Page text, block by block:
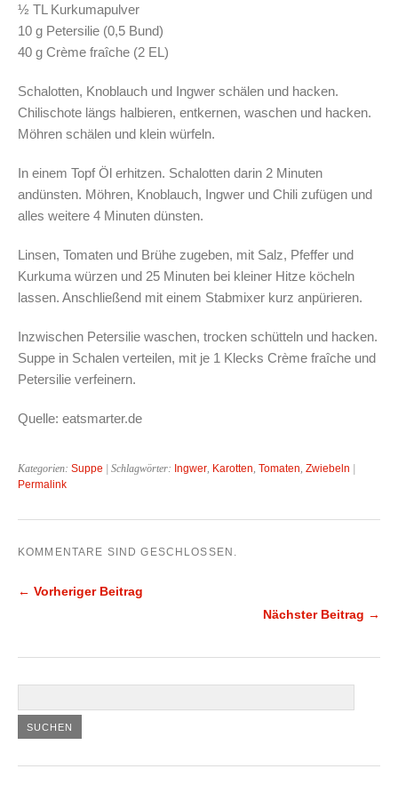
½ TL Kurkumapulver
10 g Petersilie (0,5 Bund)
40 g Crème fraîche (2 EL)
Schalotten, Knoblauch und Ingwer schälen und hacken.
Chilischote längs halbieren, entkernen, waschen und hacken.
Möhren schälen und klein würfeln.
In einem Topf Öl erhitzen. Schalotten darin 2 Minuten
andünsten. Möhren, Knoblauch, Ingwer und Chili zufügen und
alles weitere 4 Minuten dünsten.
Linsen, Tomaten und Brühe zugeben, mit Salz, Pfeffer und
Kurkuma würzen und 25 Minuten bei kleiner Hitze köcheln
lassen. Anschließend mit einem Stabmixer kurz anpürieren.
Inzwischen Petersilie waschen, trocken schütteln und hacken.
Suppe in Schalen verteilen, mit je 1 Klecks Crème fraîche und
Petersilie verfeinern.
Quelle: eatsmarter.de
Kategorien: Suppe | Schlagwörter: Ingwer Karotten Tomaten Zwiebeln |
Permalink
KOMMENTARE SIND GESCHLOSSEN.
← Vorheriger Beitrag
Nächster Beitrag →